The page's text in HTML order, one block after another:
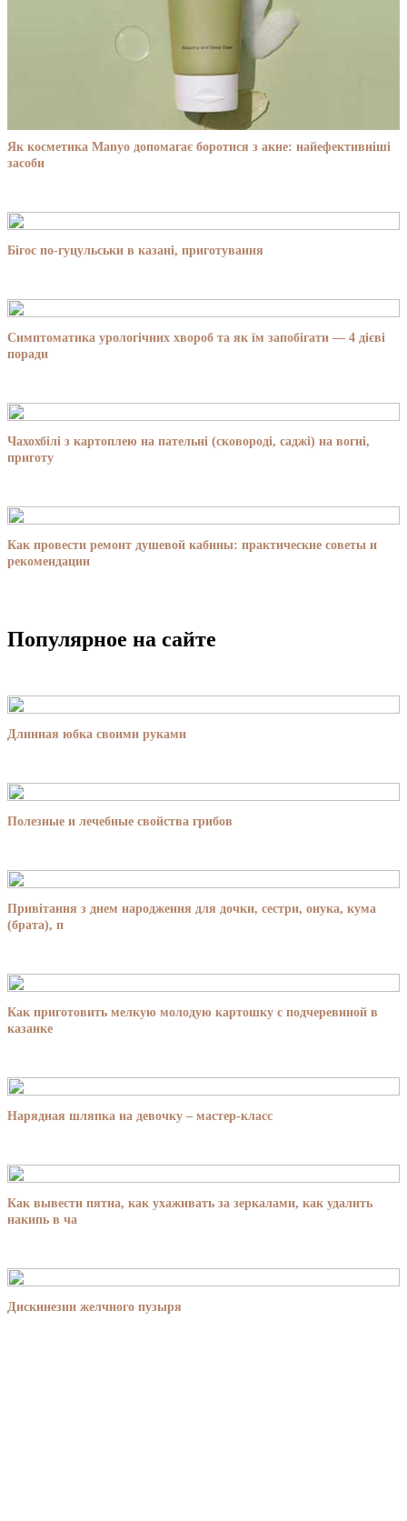
Як косметика Manyo допомагає боротися з акне: найефективніші
засоби
Бігос по-гуцульськи в казані, приготування
Симптоматика урологічних хвороб та як їм запобігати — 4 дієві
поради
Чахохбілі з картоплею на пательні (сковороді, саджі) на вогні,
приготу
Как провести ремонт душевой кабины: практические советы и
рекомендации
Популярное на сайте
Длинная юбка своими руками
Полезные и лечебные свойства грибов
Привітання з днем народження для дочки, сестри, онука, кума
(брата), п
Как приготовить мелкую молодую картошку с подчеревиной в
казанке
Нарядная шляпка на девочку – мастер-класс
Как вывести пятна, как ухаживать за зеркалами, как удалить
накипь в ча
Дискинезии желчного пузыря